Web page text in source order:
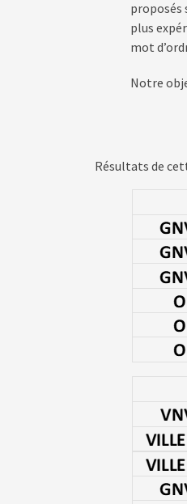
proposés
plus
mot
Notre
Résultats de